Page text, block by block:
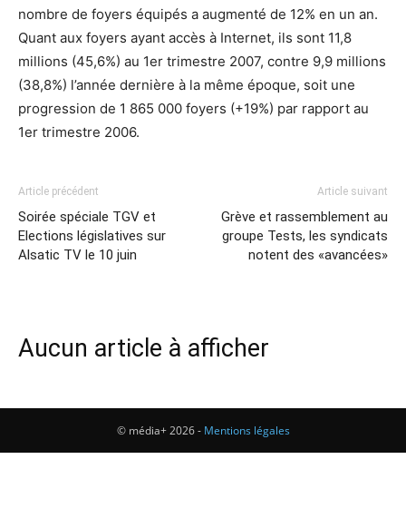
nombre de foyers équipés a augmenté de 12% en un an.
Quant aux foyers ayant accès à Internet, ils sont 11,8
millions (45,6%) au 1er trimestre 2007, contre 9,9 millions
(38,8%) l’année dernière à la même époque, soit une
progression de 1 865 000 foyers (+19%) par rapport au
1er trimestre 2006.
Article précédent
Soirée spéciale TGV et
Elections législatives sur
Alsatic TV le 10 juin
Article suivant
Grève et rassemblement au
groupe Tests, les syndicats
notent des «avancées»
Aucun article à afficher
© média+ 2026 - Mentions légales